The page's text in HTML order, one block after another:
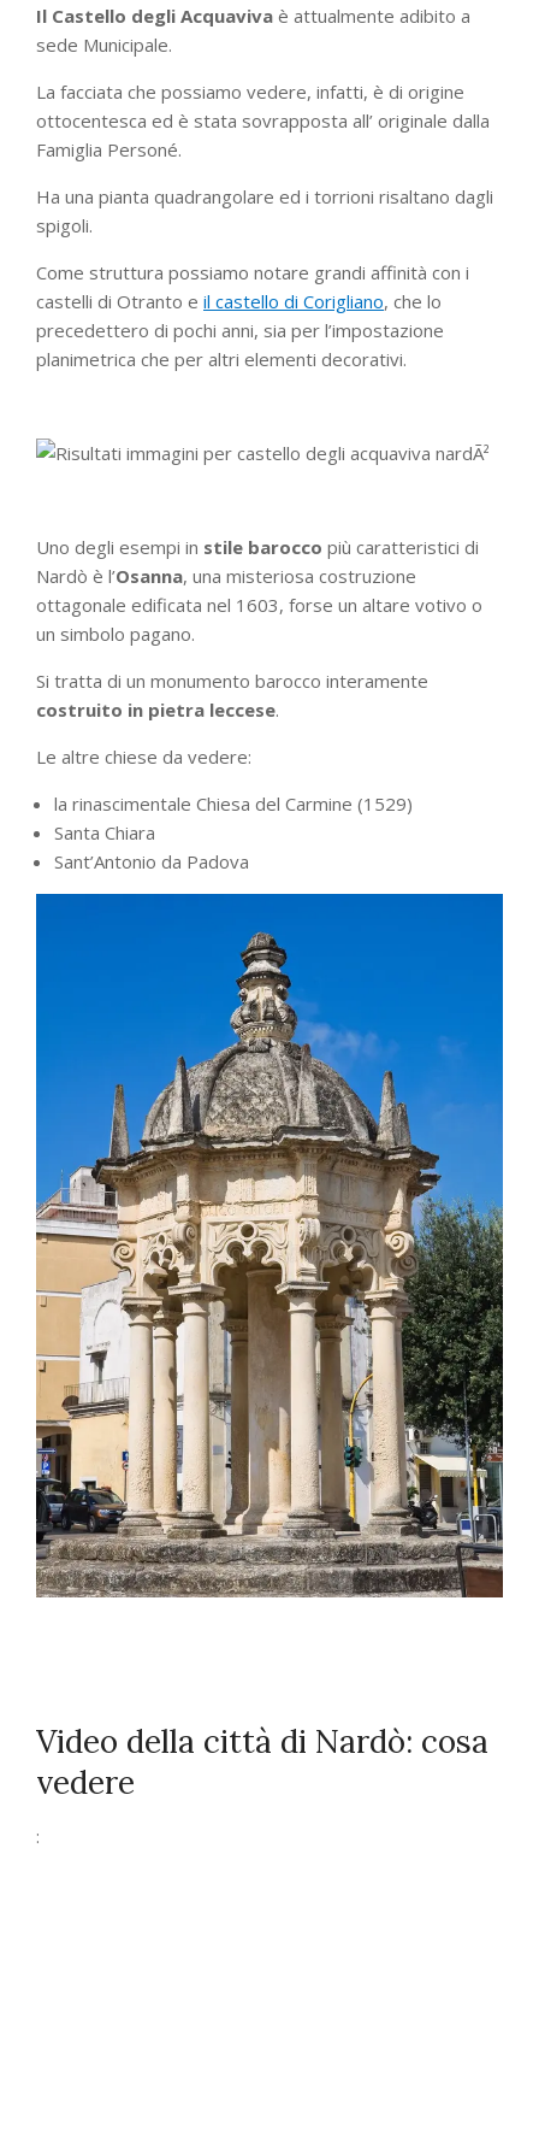
Il Castello degli Acquaviva è attualmente adibito a
sede Municipale.
La facciata che possiamo vedere, infatti, è di origine
ottocentesca ed è stata sovrapposta all’ originale dalla
Famiglia Personé.
Ha una pianta quadrangolare ed i torrioni risaltano dagli
spigoli.
Come struttura possiamo notare grandi affinità con i
castelli di Otranto e il castello di Corigliano, che lo
precedettero di pochi anni, sia per l’impostazione
planimetrica che per altri elementi decorativi.
Uno degli esempi in stile barocco più caratteristici di
Nardò è l’Osanna, una misteriosa costruzione
ottagonale edificata nel 1603, forse un altare votivo o
un simbolo pagano.
Si tratta di un monumento barocco interamente
costruito in pietra leccese.
Le altre chiese da vedere:
la rinascimentale Chiesa del Carmine (1529)
Santa Chiara
Sant’Antonio da Padova
Video della città di Nardò: cosa
vedere
: